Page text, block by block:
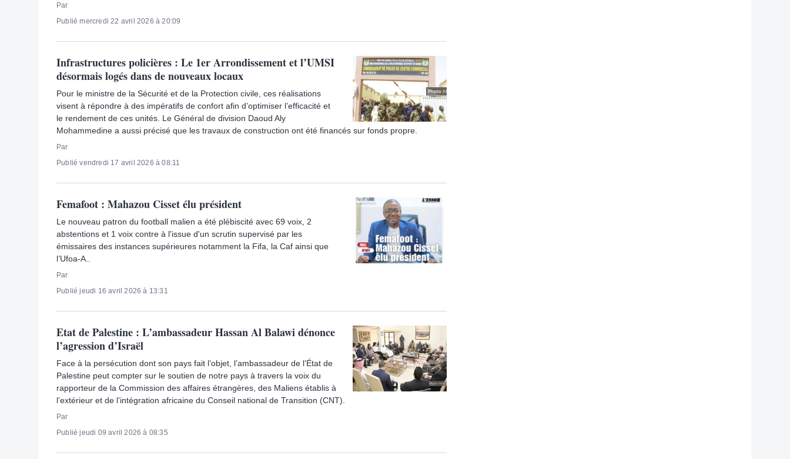
Par
Publié mercredi 22 avril 2026 à 20:09
Infrastructures policières : Le 1er Arrondissement et l’UMSI
désormais logés dans de nouveaux locaux
Pour le ministre de la Sécurité et de la Protection civile, ces réalisations
visent à répondre à des impératifs de confort afin d’optimiser l’efficacité et
le rendement de ces unités. Le Général de division Daoud Aly
Mohammedine a aussi précisé que les travaux de construction ont été financés sur fonds propre.
Par
Publié vendredi 17 avril 2026 à 08:11
Femafoot : Mahazou Cisset élu président
Le nouveau patron du football malien a été plébiscité avec 69 voix, 2
abstentions et 1 voix contre à l'issue d'un scrutin supervisé par les
émissaires des instances supérieures notamment la Fifa, la Caf ainsi que
l’Ufoa-A..
Par
Publié jeudi 16 avril 2026 à 13:31
Etat de Palestine : L’ambassadeur Hassan Al Balawi dénonce
l’agression d’Israël
Face à la persécution dont son pays fait l’objet, l’ambassadeur de l’État de
Palestine peut compter sur le soutien de notre pays à travers la voix du
rapporteur de la Commission des affaires étrangères, des Maliens établis à
l’extérieur et de l’intégration africaine du Conseil national de Transition (CNT).
Par
Publié jeudi 09 avril 2026 à 08:35